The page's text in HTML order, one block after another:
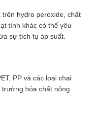
hydro peroxide, chất
tính khác có thể yêu
sự tích tụ áp suất.
PP và các loại chai
hóa chất nông